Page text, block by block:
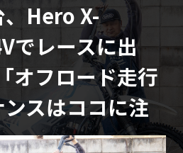
、Hero X-
でレースに出
フロード走行
スはココに注